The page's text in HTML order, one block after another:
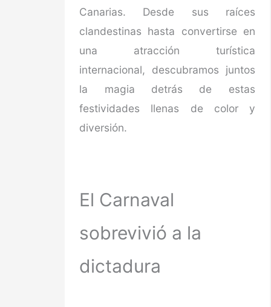
Canarias. Desde sus raíces
clandestinas hasta convertirse en
una atracción turística
internacional, descubramos juntos
la magia detrás de estas
festividades llenas de color y
diversión.
El Carnaval
sobrevivió a la
dictadura